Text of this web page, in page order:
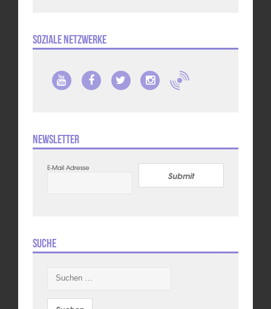
Soziale Netzwerke
Newsletter
E-Mail Adresse
Submit
Suche
nach: